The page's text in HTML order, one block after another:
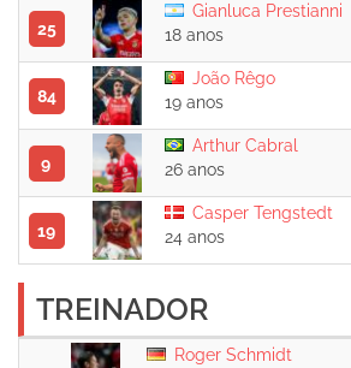
25
Gianluca Prestianni
18 anos
84
João Rêgo
19 anos
9
Arthur Cabral
26 anos
19
Casper Tengstedt
24 anos
TREINADOR
Roger Schmidt